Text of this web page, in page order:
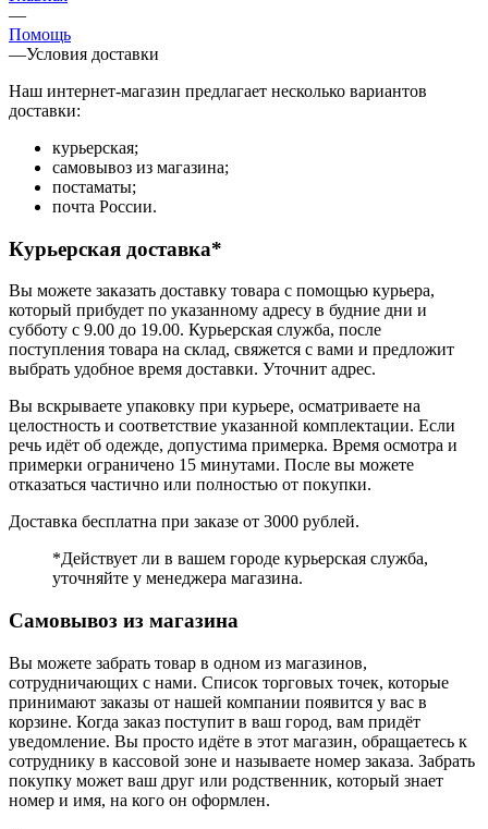
—
Помощь
—Условия доставки
Наш интернет-магазин предлагает несколько вариантов
доставки:
курьерская;
самовывоз из магазина;
постаматы;
почта России.
Курьерская доставка*
Вы можете заказать доставку товара с помощью курьера,
который прибудет по указанному адресу в будние дни и
субботу с 9.00 до 19.00. Курьерская служба, после
поступления товара на склад, свяжется с вами и предложит
выбрать удобное время доставки. Уточнит адрес.
Вы вскрываете упаковку при курьере, осматриваете на
целостность и соответствие указанной комплектации. Если
речь идёт об одежде, допустима примерка. Время осмотра и
примерки ограничено 15 минутами. После вы можете
отказаться частично или полностью от покупки.
Доставка бесплатна при заказе от 3000 рублей.
*Действует ли в вашем городе курьерская служба,
уточняйте у менеджера магазина.
Самовывоз из магазина
Вы можете забрать товар в одном из магазинов,
сотрудничающих с нами. Список торговых точек, которые
принимают заказы от нашей компании появится у вас в
корзине. Когда заказ поступит в ваш город, вам придёт
уведомление. Вы просто идёте в этот магазин, обращаетесь к
сотруднику в кассовой зоне и называете номер заказа. Забрать
покупку может ваш друг или родственник, который знает
номер и имя, на кого он оформлен.